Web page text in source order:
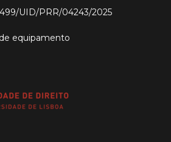
UID/PRR/04243/2025
equipamento